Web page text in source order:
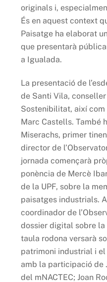
originals i,
És en aquest context
Paisatge ha elaborat
que presentarà
a Igualada.
La presentació de
de Santi Vila,
Sostenibilitat, així com
Marc Castells. També
Miserachs, primer
director de
jornada començarà
ponència de Mercè
de la UPF, sobre la
paisatges industrials.
coordinador de
dossier digital sobre
taula rodona versarà
patrimoni industrial i
amb la participació de
del mNACTEC; Joan